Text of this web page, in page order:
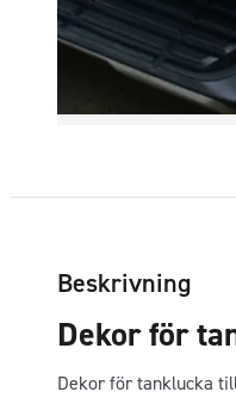
Beskrivning
Dekor för
Dekor för tanklucka